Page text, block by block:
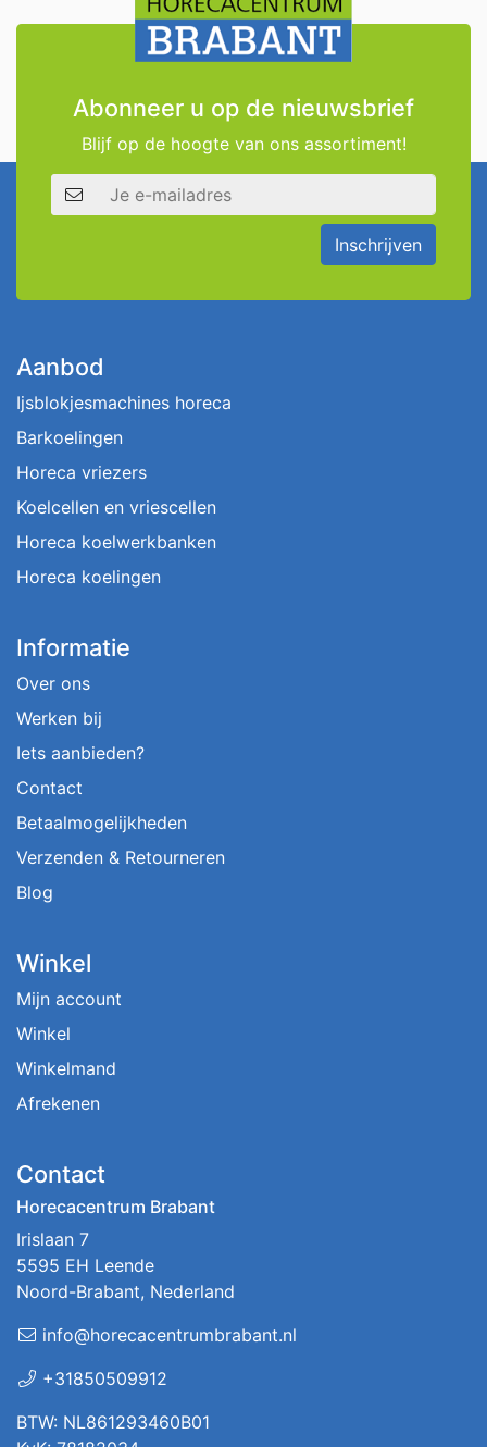
Abonneer u op de nieuwsbrief
Blijf op de hoogte van ons assortiment!
E-mailadres
Inschrijven
Aanbod
Ijsblokjesmachines horeca
Barkoelingen
Horeca vriezers
Koelcellen en vriescellen
Horeca koelwerkbanken
Horeca koelingen
Informatie
Over ons
Werken bij
Iets aanbieden?
Contact
Betaalmogelijkheden
Verzenden & Retourneren
Blog
Winkel
Mijn account
Winkel
Winkelmand
Afrekenen
Contact
Horecacentrum Brabant
Irislaan 7
5595 EH Leende
Noord-Brabant, Nederland
info@horecacentrumbrabant.nl
+31850509912
BTW: NL861293460B01